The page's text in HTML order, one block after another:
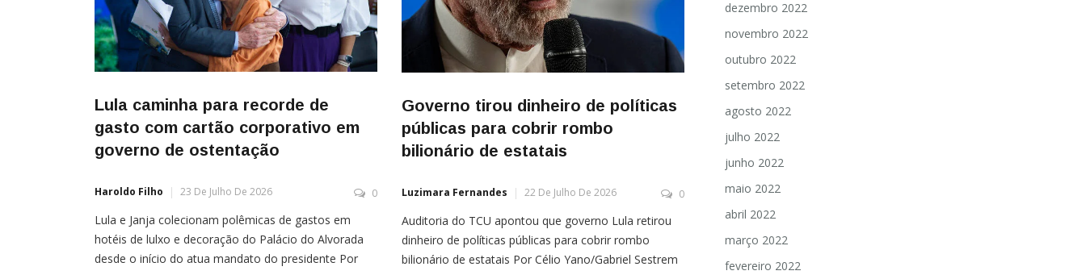
Lula caminha para recorde de
gasto com cartão corporativo em
governo de ostentação
Haroldo Filho 23 De Julho De 2026 0
Lula e Janja colecionam polêmicas de gastos em
hotéis de lulxo e decoração do Palácio do Alvorada
desde o início do atua mandato do presidente Por
Governo tirou dinheiro de políticas
públicas para cobrir rombo
bilionário de estatais
Luzimara Fernandes 22 De Julho De 2026 0
Auditoria do TCU apontou que governo Lula retirou
dinheiro de políticas públicas para cobrir rombo
bilionário de estatais Por Célio Yano/Gabriel Sestrem
dezembro 2022
novembro 2022
outubro 2022
setembro 2022
agosto 2022
julho 2022
junho 2022
maio 2022
abril 2022
março 2022
fevereiro 2022